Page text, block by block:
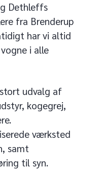
Dethleffs
fra Brenderup
har vi altid
i alle
udvalg af
kogegrej,
værksted
samt
til syn.